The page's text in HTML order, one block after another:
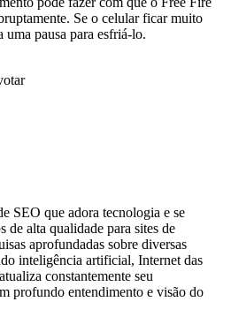
Se o celular ficar muito
uma pausa para esfriá-lo.
SEO que adora tecnologia e se
de alta qualidade para sites de
aprofundadas sobre diversas
inteligência artificial, Internet das
constantemente seu
profundo entendimento e visão do